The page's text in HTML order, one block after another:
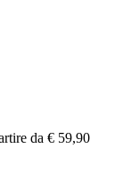
da € 59,90